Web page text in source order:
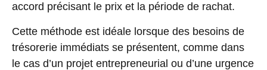
accord précisant le prix et la période de rachat.
Cette méthode est idéale lorsque des besoins de
trésorerie immédiats se présentent, comme dans
le cas d’un projet entrepreneurial ou d’une urgence